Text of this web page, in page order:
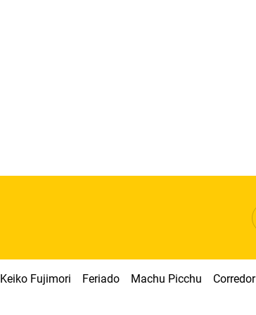
Keiko Fujimori Feriado Machu Picchu